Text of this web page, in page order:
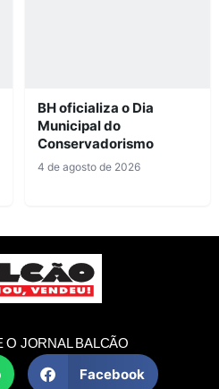
BH oficializa o Dia
Municipal do
Conservadorismo
4 de agosto de 2026
O JORNAL BALCÃO
Facebook